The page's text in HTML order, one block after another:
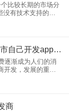
比较长期的市场分
有技术支持的普
选择一家合适的
要耗费一定时间和
超市外送app软件开发,超市自己开发app软件
逐渐成为人们的消
发，发展的重要
目前的互联网平
费服务，这对于
商